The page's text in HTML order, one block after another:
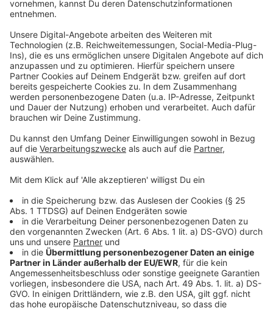
Video anzusehen.
Mehr Informationen
Akzeptieren
powered byUsercentrics Consent
Management Platform
Was würdest du tun, wenn die Welt in acht Tagen
untergehen könnte? Das Chaos ist in jedem Fall schon
mal vorprogrammiert…
Anzeige
©Copyright: eyeseemovies / Sky
Was macht man, wenn die Erde in acht Tagen
untergeht? Manch einer dreht durch...
Anzeige
©Copyright: eyeseemovies / Sky
Susanne ist verzweifelt. Wie soll sie ihre Familie
retten?